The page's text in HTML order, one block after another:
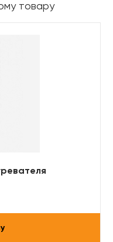
товару